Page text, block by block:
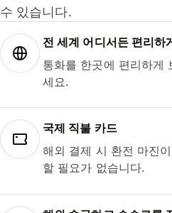
수 있습니다.
전 세계 어디서든 편리하
통화를 한곳에 편리하게
세요.
국제 직불 카드
해외 결제 시 환전 마진
할 필요가 없습니다.